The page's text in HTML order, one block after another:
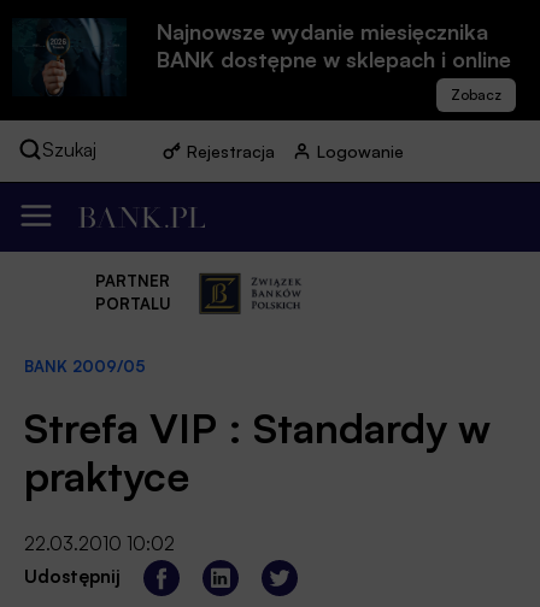
Najnowsze wydanie miesięcznika
BANK dostępne w sklepach i online
Szukaj Rejestracja Logowanie
PARTNER
PORTALU
BANK 2009/05
Strefa VIP : Standardy w
praktyce
22.03.2010 10:02
Udostępnij